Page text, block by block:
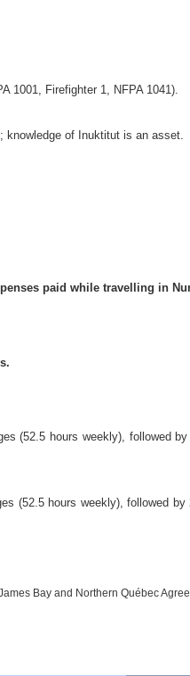
1001, Firefighter 1, NFPA 1041).
of Inuktitut is an asset.
paid while travelling in
(52.5 hours weekly), followed
(52.5 hours weekly), followed by
Bay and Northern Québec